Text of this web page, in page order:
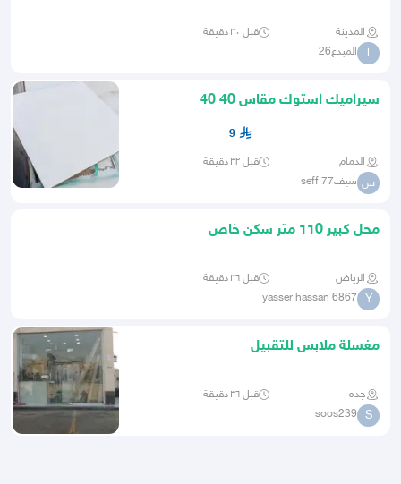
المدينة قبل ٣٠ دقيقة
ا المبدع26
سيراميك استوك مقاس 40 40
9
الدمام قبل ٣٢ دقيقة
س سيفseff 77
محل كبير 110 متر سكن خاص
الرياض قبل ٣٦ دقيقة
Y
yasser hassan 6867
مغسلة ملابس للتقبيل
جده قبل ٣٦ دقيقة
S
soos239